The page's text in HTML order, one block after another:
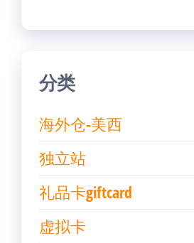
分类
海外仓-美西
独立站
礼品卡giftcard
虚拟卡